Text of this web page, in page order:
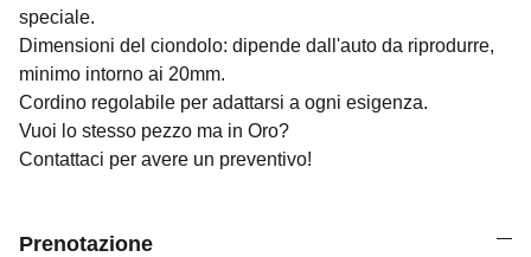
speciale.
Dimensioni del ciondolo: dipende dall'auto da riprodurre,
minimo intorno ai 20mm.
Cordino regolabile per adattarsi a ogni esigenza.
Vuoi lo stesso pezzo ma in Oro?
Contattaci per avere un preventivo!
Prenotazione